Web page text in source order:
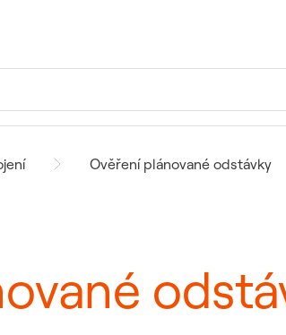
Ověření plánované odstávky